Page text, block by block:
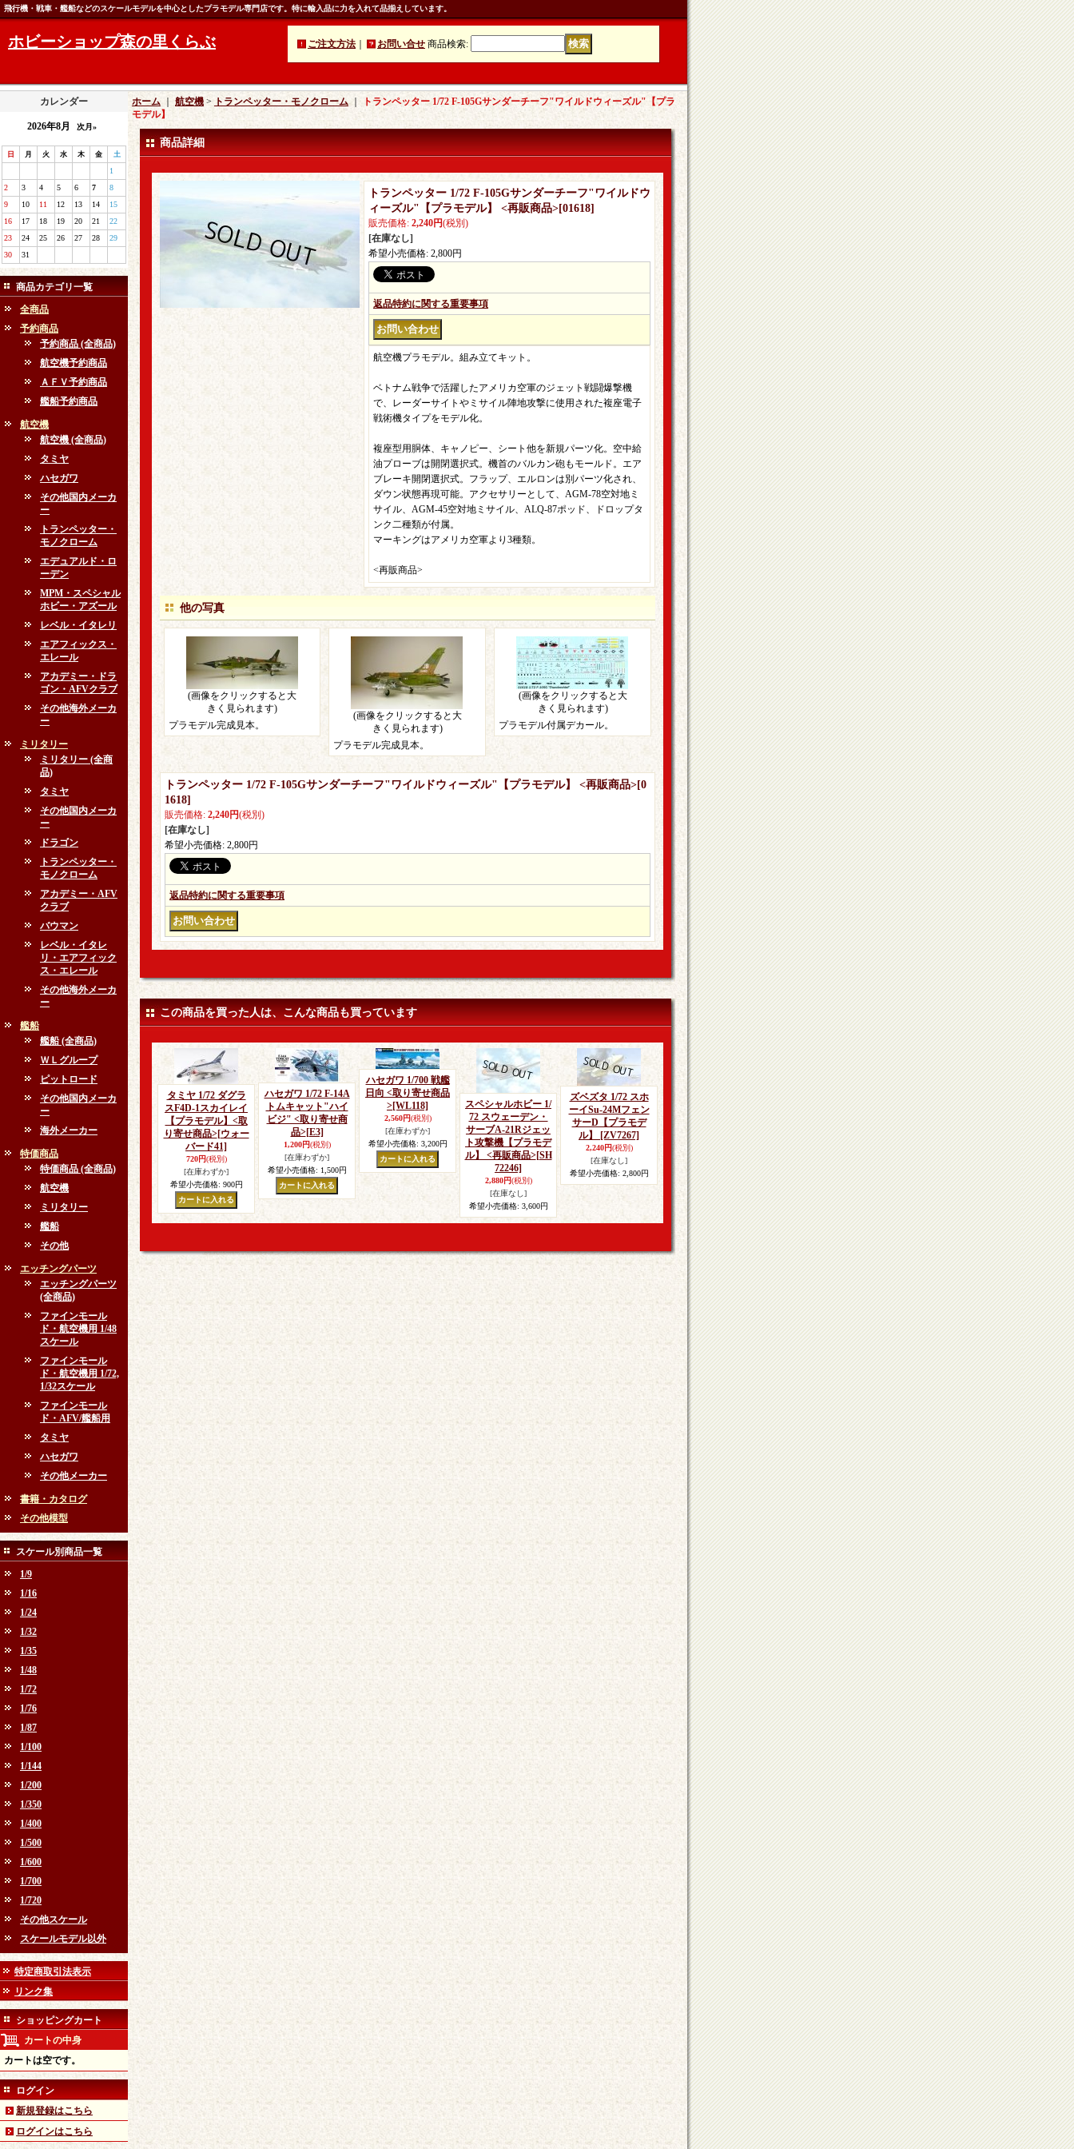
飛行機・戦車・艦船などのスケールモデルを中心としたプラモデル専門店です。特に輸入品に力を入れて品揃えしています。
ホビーショップ森の里くらぶ ご注文方法 お問い合せ 商品検索:
カレンダー
2026年8月 次月»
日 月 火 水 木 金 土
1
2
3 4 5 6 7
8
9
10 11 12 13 14
15
16
17 18 19 20 21
22
23
24 25 26 27 28
29
30
31
商品カテゴリ一覧
全商品
予約商品
予約商品 (全商品)
航空機予約商品
ＡＦＶ予約商品
艦船予約商品
航空機
航空機 (全商品)
タミヤ
ハセガワ
その他国内メーカ
ー
トランペッター・
モノクローム
エデュアルド・ロ
ーデン
MPM・スペシャル
ホビー・アズール
レベル・イタレリ
エアフィックス・
エレール
アカデミー・ドラ
ゴン・AFVクラブ
その他海外メーカ
ー
ミリタリー
ミリタリー (全商
品)
タミヤ
その他国内メーカ
ー
ドラゴン
トランペッター・
モノクローム
アカデミー・AFV
クラブ
バウマン
レベル・イタレ
リ・エアフィック
ス・エレール
その他海外メーカ
ー
艦船
艦船 (全商品)
ＷＬグループ
ピットロード
その他国内メーカ
ー
海外メーカー
特価商品
特価商品 (全商品)
航空機
ミリタリー
艦船
その他
エッチングパーツ
エッチングパーツ
(全商品)
ファインモール
ド・航空機用 1/48
スケール
ファインモール
ド・航空機用 1/72,
1/32スケール
ファインモール
ド・AFV/艦船用
タミヤ
ハセガワ
その他メーカー
書籍・カタログ
その他模型
スケール別商品一覧
1/9
1/16
1/24
1/32
1/35
1/48
1/72
1/76
1/87
1/100
1/144
1/200
1/350
1/400
1/500
1/600
1/700
1/720
その他スケール
スケールモデル以外
特定商取引法表示
リンク集
ショッピングカート
カートの中身
カートは空です。
ログイン
新規登録はこちら
ログインはこちら
ホーム 航空機 > トランペッター・モノクローム｜
トランペッター 1/72 F-105Gサンダーチーフ"ワイルドウィーズル"【プラ
モデル】
商品詳細
トランペッター 1/72 F-105Gサンダーチーフ"ワイルドウ
ィーズル"【プラモデル】 <再販商品>[01618]
販売価格: 2,240円(税別)
[在庫なし]
希望小売価格: 2,800円
返品特約に関する重要事項
航空機プラモデル。組み立てキット。
ベトナム戦争で活躍したアメリカ空軍のジェット戦闘爆撃機
で、レーダーサイトやミサイル陣地攻撃に使用された複座電子
戦術機タイプをモデル化。
複座型用胴体、キャノピー、シート他を新規パーツ化。空中給
油プローブは開閉選択式。機首のバルカン砲もモールド。エア
ブレーキ開閉選択式。フラップ、エルロンは別パーツ化され、
ダウン状態再現可能。アクセサリーとして、AGM-78空対地ミ
サイル、AGM-45空対地ミサイル、ALQ-87ポッド、ドロップタ
ンク二種類が付属。
マーキングはアメリカ空軍より3種類。
<再販商品>
他の写真
(画像をクリックすると大
きく見られます)
プラモデル完成見本。
(画像をクリックすると大
きく見られます)
プラモデル完成見本。
(画像をクリックすると大
きく見られます)
プラモデル付属デカール。
トランペッター 1/72 F-105Gサンダーチーフ"ワイルドウィーズル"【プラモデル】 <再販商品>[0
1618]
販売価格: 2,240円(税別)
[在庫なし]
希望小売価格: 2,800円
返品特約に関する重要事項
この商品を買った人は、こんな商品も買っています
タミヤ 1/72 ダグラ
スF4D-1スカイレイ
【プラモデル】<取
り寄せ商品>[ウォー
バード41]
720円(税別)
[在庫わずか]
希望小売価格: 900円
ハセガワ 1/72 F-14A
トムキャット"ハイ
ビジ" <取り寄せ商
品>[E3]
1,200円(税別)
[在庫わずか]
希望小売価格: 1,500円
ハセガワ 1/700 戦艦
日向 <取り寄せ商品
>[WL118]
2,560円(税別)
[在庫わずか]
希望小売価格: 3,200円
スペシャルホビー 1/
72 スウェーデン・
サーブA-21Rジェッ
ト攻撃機【プラモデ
ル】 <再販商品>[SH
72246]
2,880円(税別)
[在庫なし]
希望小売価格: 3,600円
ズベズタ 1/72 スホ
ーイSu-24Mフェン
サーD【プラモデ
ル】
[ZV7267]
2,240円(税別)
[在庫なし]
希望小売価格: 2,800円